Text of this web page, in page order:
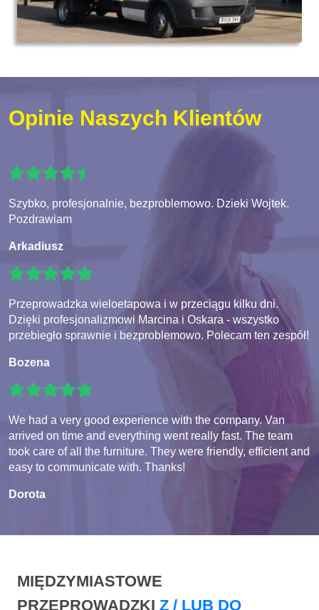
Opinie Naszych Klientów
Szybko, profesjonalnie, bezproblemowo. Dzieki Wojtek.
Pozdrawiam
Arkadiusz
Przeprowadzka wieloetapowa i w przeciągu kilku dni.
Dzięki profesjonalizmowi Marcina i Oskara - wszystko
przebiegło sprawnie i bezproblemowo. Polecam ten zespół!
Bozena
We had a very good experience with the company. Van
arrived on time and everything went really fast. The team
took care of all the furniture. They were friendly, efficient and
easy to communicate with. Thanks!
Dorota
MIĘDZYMIASTOWE
PRZEPROWADZKI Z / LUB DO